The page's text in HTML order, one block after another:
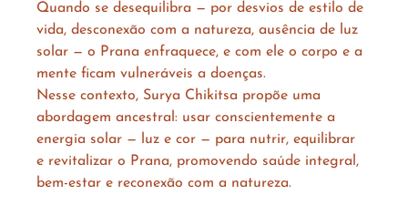
Quando se desequilibra — por desvios de estilo de
vida, desconexão com a natureza, ausência de luz
solar — o Prana enfraquece, e com ele o corpo e a
mente ficam vulneráveis a doenças.
Nesse contexto, Surya Chikitsa propõe uma
abordagem ancestral: usar conscientemente a
energia solar — luz e cor — para nutrir, equilibrar
e revitalizar o Prana, promovendo saúde integral,
bem-estar e reconexão com a natureza.